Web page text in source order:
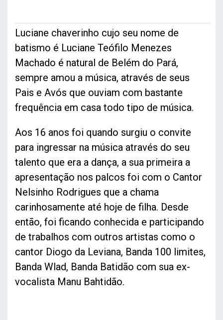
Luciane chaverinho cujo seu nome de
batismo é Luciane Teófilo Menezes
Machado é natural de Belém do Pará,
sempre amou a música, através de seus
Pais e Avós que ouviam com bastante
frequência em casa todo tipo de música.
Aos 16 anos foi quando surgiu o convite
para ingressar na música através do seu
talento que era a dança, a sua primeira a
apresentação nos palcos foi com o Cantor
Nelsinho Rodrigues que a chama
carinhosamente até hoje de filha. Desde
então, foi ficando conhecida e participando
de trabalhos com outros artistas como o
cantor Diogo da Leviana, Banda 100 limites,
Banda Wlad, Banda Batidão com sua ex-
vocalista Manu Bahtidão.